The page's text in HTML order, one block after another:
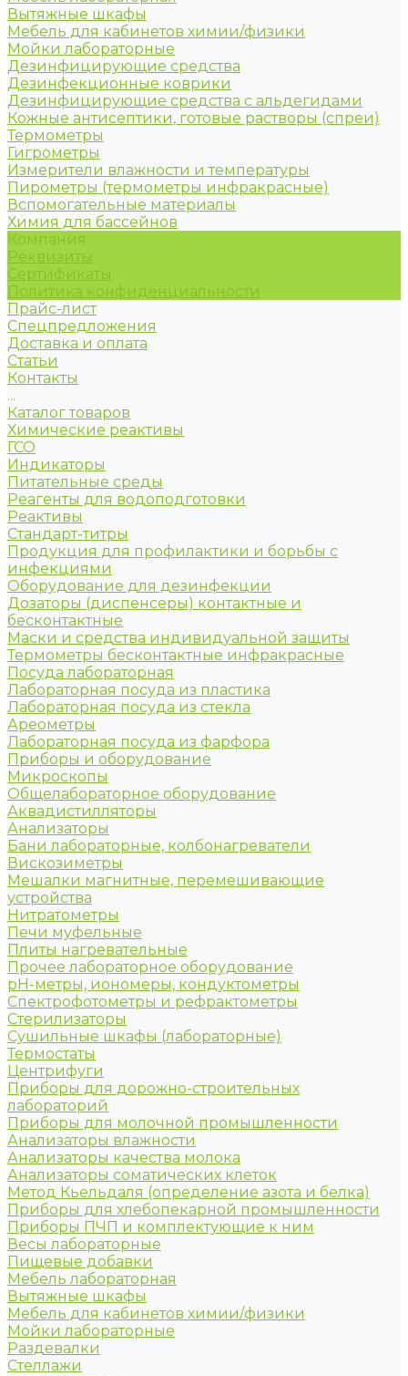
Вытяжные шкафы
Мебель для кабинетов химии/физики
Мойки лабораторные
Дезинфицирующие средства
Дезинфекционные коврики
Дезинфицирующие средства с альдегидами
Кожные антисептики, готовые растворы (спреи)
Термометры
Гигрометры
Измерители влажности и температуры
Пирометры (термометры инфракрасные)
Вспомогательные материалы
Химия для бассейнов
Компания
Реквизиты
Сертификаты
Политика конфиденциальности
Прайс-лист
Спецпредложения
Доставка и оплата
Статьи
Контакты
...
Каталог товаров
Химические реактивы
ГСО
Индикаторы
Питательные среды
Реагенты для водоподготовки
Реактивы
Стандарт-титры
Продукция для профилактики и борьбы с
инфекциями
Оборудование для дезинфекции
Дозаторы (диспенсеры) контактные и
бесконтактные
Маски и средства индивидуальной защиты
Термометры бесконтактные инфракрасные
Посуда лабораторная
Лабораторная посуда из пластика
Лабораторная посуда из стекла
Ареометры
Лабораторная посуда из фарфора
Приборы и оборудование
Микроскопы
Общелабораторное оборудование
Аквадистилляторы
Анализаторы
Бани лабораторные, колбонагреватели
Вискозиметры
Мешалки магнитные, перемешивающие
устройства
Нитратометры
Печи муфельные
Плиты нагревательные
Прочее лабораторное оборудование
рН-метры, иономеры, кондуктометры
Спектрофотометры и рефрактометры
Стерилизаторы
Сушильные шкафы (лабораторные)
Термостаты
Центрифуги
Приборы для дорожно-строительных
лабораторий
Приборы для молочной промышленности
Анализаторы влажности
Анализаторы качества молока
Анализаторы соматических клеток
Метод Кьельдаля (определение азота и белка)
Приборы для хлебопекарной промышленности
Приборы ПЧП и комплектующие к ним
Весы лабораторные
Пищевые добавки
Мебель лабораторная
Вытяжные шкафы
Мебель для кабинетов химии/физики
Мойки лабораторные
Раздевалки
Стеллажи